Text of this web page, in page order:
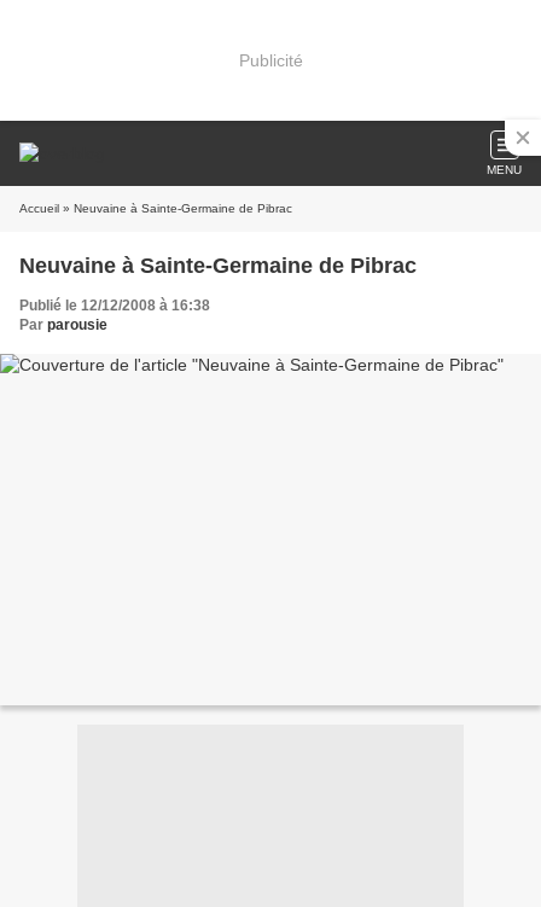
Publicité
MENU
Accueil » Neuvaine à Sainte-Germaine de Pibrac
Neuvaine à Sainte-Germaine de Pibrac
Publié le 12/12/2008 à 16:38
Par parousie